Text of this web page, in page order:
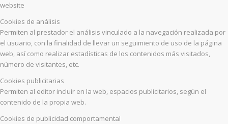
website
Cookies de análisis
Permiten al prestador el análisis vinculado a la navegación realizada por
el usuario, con la finalidad de llevar un seguimiento de uso de la página
web, así como realizar estadísticas de los contenidos más visitados,
número de visitantes, etc.
Cookies publicitarias
Permiten al editor incluir en la web, espacios publicitarios, según el
contenido de la propia web.
Cookies de publicidad comportamental